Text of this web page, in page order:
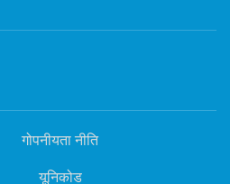
गोपनीयता नीति
यूनिकोड